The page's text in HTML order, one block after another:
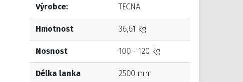
Výrobce: TECNA
Hmotnost 36,61 kg
Nosnost 100 - 120 kg
Délka lanka 2500 mm